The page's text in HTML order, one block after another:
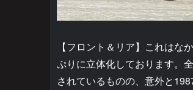
【フロント＆リア】これは
ぷりに立体化しております。
されているものの、意外と